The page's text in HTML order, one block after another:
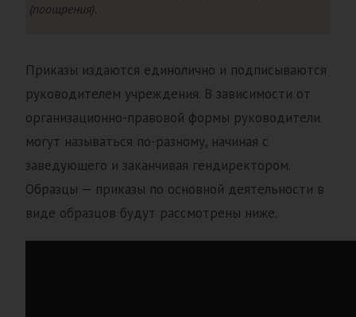
(поощрения).
Приказы издаются единолично и подписываются
руководителем учреждения. В зависимости от
организационно-правовой формы руководители
могут называться по-разному, начиная с
заведующего и заканчивая гендиректором.
Образцы — приказы по основной деятельности в
виде образцов будут рассмотрены ниже.